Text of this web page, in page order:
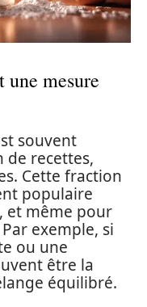
mesure
souvent
de recettes,
Cette fraction
populaire
et même pour
exemple, si
ou une
être la
équilibré.